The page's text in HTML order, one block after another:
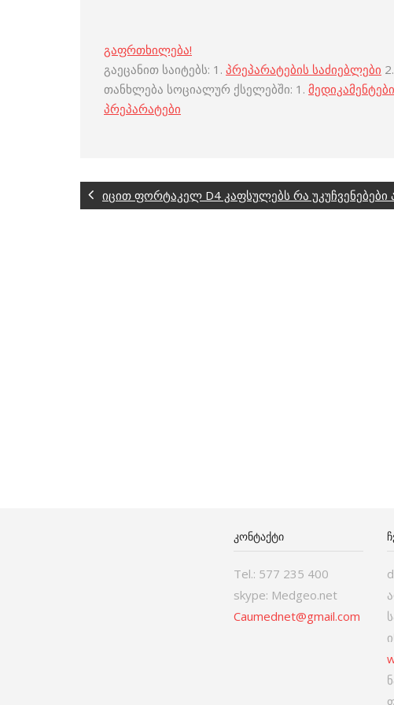
გაფრთხილება!
გაეცანით საიტებს: 1. პრეპარატების საძიებლები 2.
თანხლება სოციალურ ქსელებში: 1.
პრეპარატები
იცით ფორტაკელ D4 კაფსულებს რა უკუჩვენებები
ᲙᲝᲜᲢᲐᲥᲢᲘ
Tel.: 577 235 400
skype: Medgeo.net
Caumednet@gmail.com